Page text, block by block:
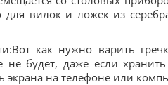
для вилок и ложек из
как нужно варить
будет, даже если
экрана на телефоне или